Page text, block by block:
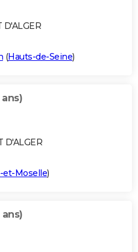
D'ALGER
(Hauts-de-Seine)
D'ALGER
Moselle)
ans)